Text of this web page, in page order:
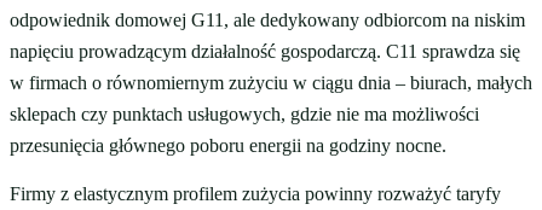
odpowiednik domowej G11, ale dedykowany odbiorcom na niskim
napięciu prowadzącym działalność gospodarczą. C11 sprawdza się
w firmach o równomiernym zużyciu w ciągu dnia – biurach, małych
sklepach czy punktach usługowych, gdzie nie ma możliwości
przesunięcia głównego poboru energii na godziny nocne.
Firmy z elastycznym profilem zużycia powinny rozważyć taryfy